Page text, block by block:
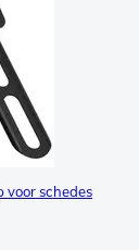
voor schedes